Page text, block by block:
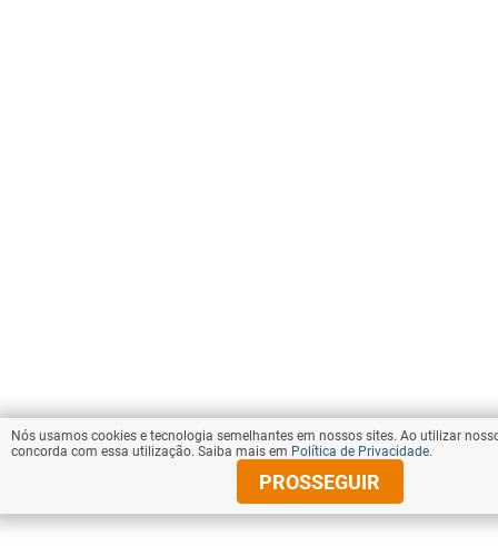
Nós usamos cookies e tecnologia semelhantes em nossos sites. Ao utilizar
concorda com essa utilização. Saiba mais em Política de Privacidade.
PROSSEGUIR